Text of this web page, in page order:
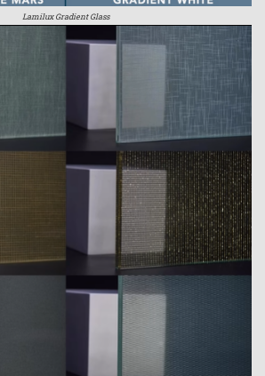
Lamilux Gradient Glass